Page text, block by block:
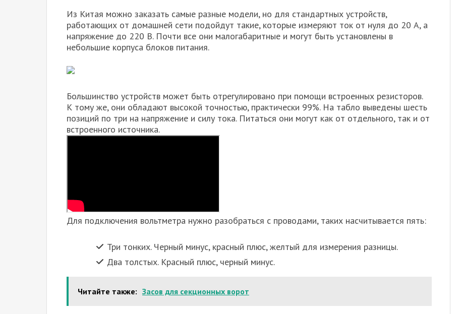
Из Китая можно заказать самые разные модели, но для стандартных устройств,
работающих от домашней сети подойдут такие, которые измеряют ток от нуля до 20 А, а
напряжение до 220 В. Почти все они малогабаритные и могут быть установлены в
небольшие корпуса блоков питания.
Большинство устройств может быть отрегулировано при помощи встроенных резисторов.
К тому же, они обладают высокой точностью, практически 99%. На табло выведены шесть
позиций по три на напряжение и силу тока. Питаться они могут как от отдельного, так и от
встроенного источника.
Для подключения вольтметра нужно разобраться с проводами, таких насчитывается пять:
Три тонких. Черный минус, красный плюс, желтый для измерения разницы.
Два толстых. Красный плюс, черный минус.
Читайте также: Засов для секционных ворот